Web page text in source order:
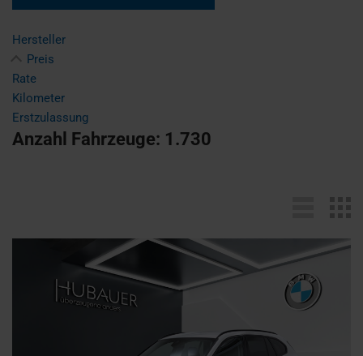
Hersteller
Preis
Rate
Kilometer
Erstzulassung
Anzahl Fahrzeuge: 1.730